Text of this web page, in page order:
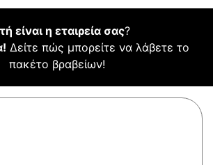
είναι η εταιρεία σας?
Δείτε πώς μπορείτε να λάβετε το
πακέτο βραβείων!